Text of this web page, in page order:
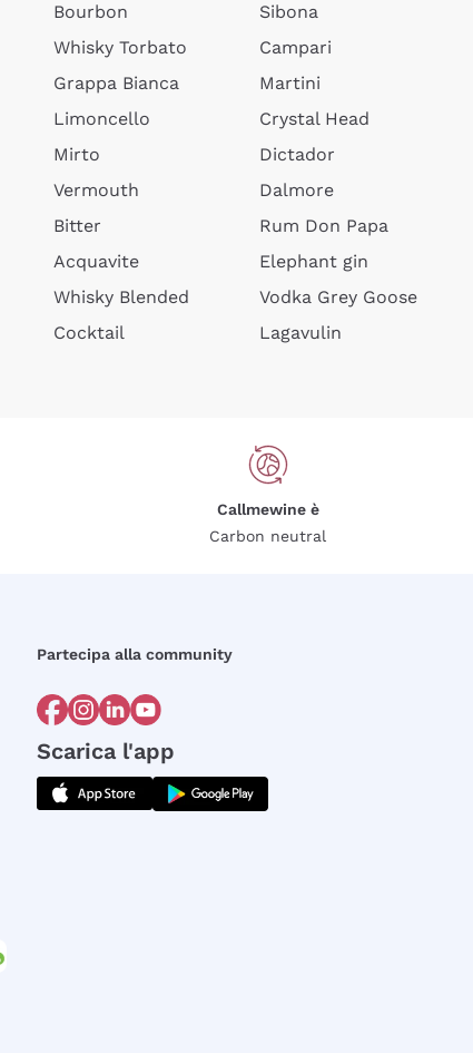
Bourbon
Whisky Torbato
Grappa Bianca
Limoncello
Mirto
Vermouth
Bitter
Acquavite
Whisky Blended
Cocktail
Sibona
Campari
Martini
Crystal Head
Dictador
Dalmore
Rum Don Papa
Elephant gin
Vodka Grey Goose
Lagavulin
Callmewine è
Carbon neutral
Partecipa alla community
Scarica l'app